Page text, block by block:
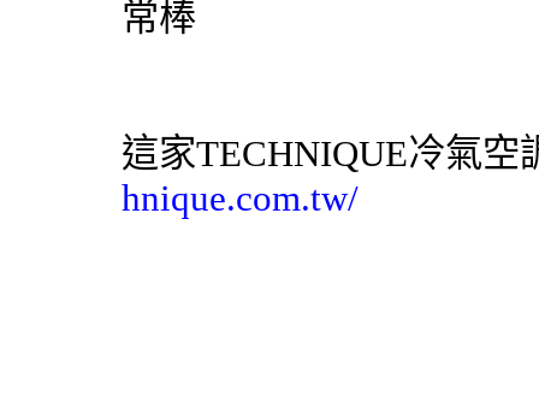
常棒
這家TECHNIQUE冷氣空
hnique.com.tw/